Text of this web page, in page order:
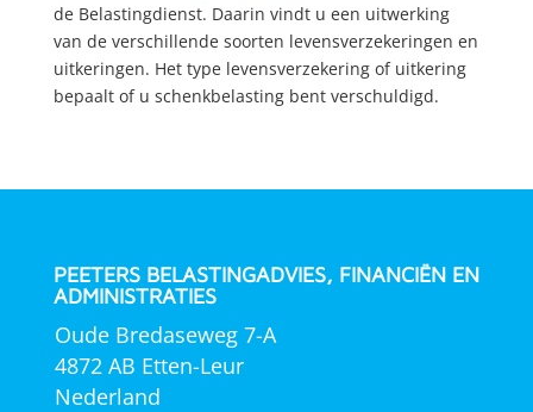
de Belastingdienst. Daarin vindt u een uitwerking
van de verschillende soorten levensverzekeringen en
uitkeringen. Het type levensverzekering of uitkering
bepaalt of u schenkbelasting bent verschuldigd.
PEETERS BELASTINGADVIES, FINANCIËN EN
ADMINISTRATIES
Oude Bredaseweg 7-A
4872 AB Etten-Leur
Nederland